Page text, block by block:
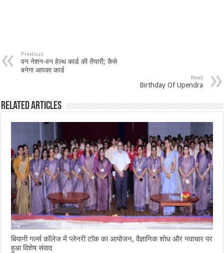
Previous
वन नेशन-वन हेल्थ कार्ड की तैयारी; कैसे
बनेगा आपका कार्ड
Next
Birthday Of Upendra
Related Articles
बियानी गर्ल्स कॉलेज में प्लेनरी टॉक का आयोजन, वैज्ञानिक शोध और नवाचार पर
हुआ विशेष संवाद